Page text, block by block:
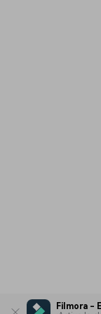
Filmora -